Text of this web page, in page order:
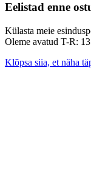
Eelistad enne
Külasta meie
Oleme avatud T-R:
Klõpsa siia, et näha